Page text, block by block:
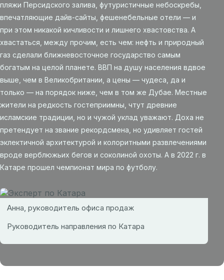
пляжи Персидского залива, футуристичные небоскребы,
впечатляющие дайв-сайты, фешенебельные отели — и
при этом никакой кичливости и лишнего хвастовства. А
хвастаться, между прочим, есть чем: нефть и природный
газ сделали ближневосточное государство самым
богатым на целой планете. ВВП на душу населения вдвое
выше, чем в Великобритании, а цены — чудеса, да и
только — на порядок ниже, чем в том же Дубае. Местные
жители на редкость гостеприимны, чтут древние
исламские традиции, но и чужой уклад уважают. Доха не
претендует на звание рекордсмена, но удивляет гостей
эклектичной архитектурой и колоритными развлечениями
вроде верблюжьих бегов и соколиной охоты. А в 2022 г. в
Катаре прошел чемпионат мира по футболу.
Анна, руководитель офиса продаж
Руководитель направления по Катара